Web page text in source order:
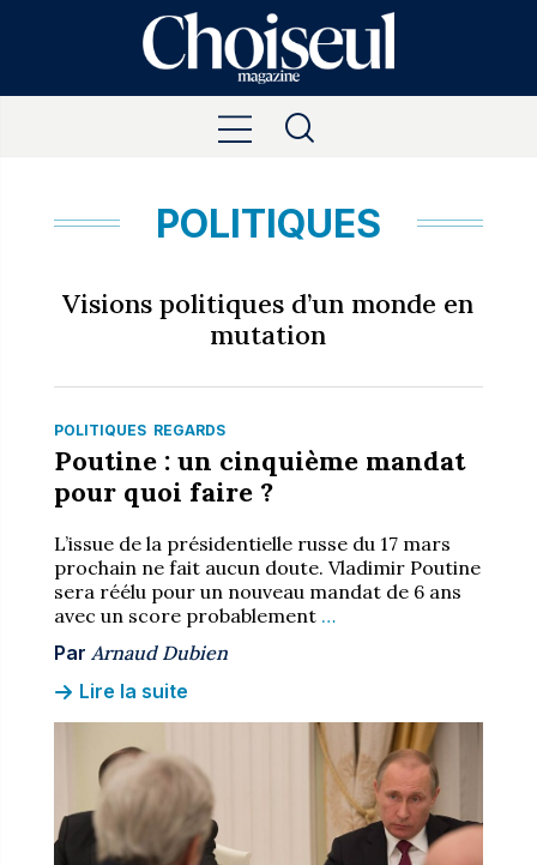
POLITIQUES
Visions politiques d’un monde en
mutation
POLITIQUES REGARDS
Poutine : un cinquième mandat
pour quoi faire ?
L’issue de la présidentielle russe du 17 mars
prochain ne fait aucun doute. Vladimir Poutine
sera réélu pour un nouveau mandat de 6 ans
avec un score probablement …
Par Arnaud Dubien
Lire la suite